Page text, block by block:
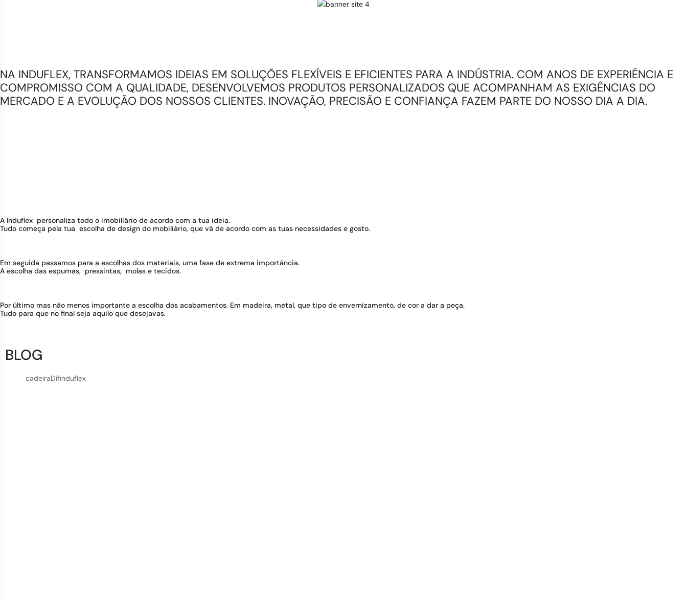
NA INDUFLEX, TRANSFORMAMOS IDEIAS EM SOLUÇÕES FLEXÍVEIS E EFICIENTES PARA A INDÚSTRIA. COM ANOS DE EXPERIÊNCIA E
COMPROMISSO COM A QUALIDADE, DESENVOLVEMOS PRODUTOS PERSONALIZADOS QUE ACOMPANHAM AS EXIGÊNCIAS DO
MERCADO E A EVOLUÇÃO DOS NOSSOS CLIENTES. INOVAÇÃO, PRECISÃO E CONFIANÇA FAZEM PARTE DO NOSSO DIA A DIA.
A Induflex personaliza todo o imobiliário de acordo com a tua ideia.
Tudo começa pela tua escolha de design do mobiliário, que vá de acordo com as tuas necessidades e gosto.
Em seguida passamos para a escolhas dos materiais, uma fase de extrema importância.
A escolha das espumas, pressintas, molas e tecidos.
Por último mas não menos importante a escolha dos acabamentos. Em madeira, metal, que tipo de envernizamento, de cor a dar a peça.
Tudo para que no final seja aquilo que desejavas.
BLOG
cadeiraDifinduflex